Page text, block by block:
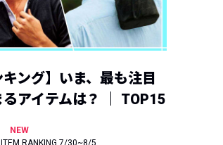
キング】いま、最も注目
アイテムは？ ｜ TOP15
NEW
ITEM RANKING 7/30~8/5